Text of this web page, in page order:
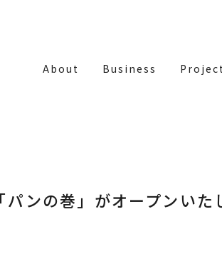
About Business
ンの巻」がオープンいた